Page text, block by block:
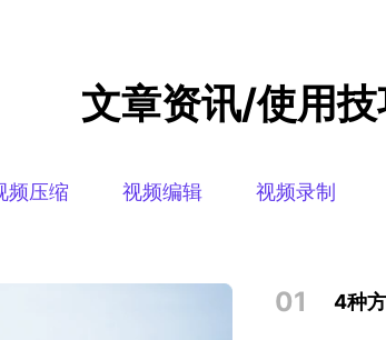
文章资讯/使用
频压缩 视频编辑 视频录制
01 4种